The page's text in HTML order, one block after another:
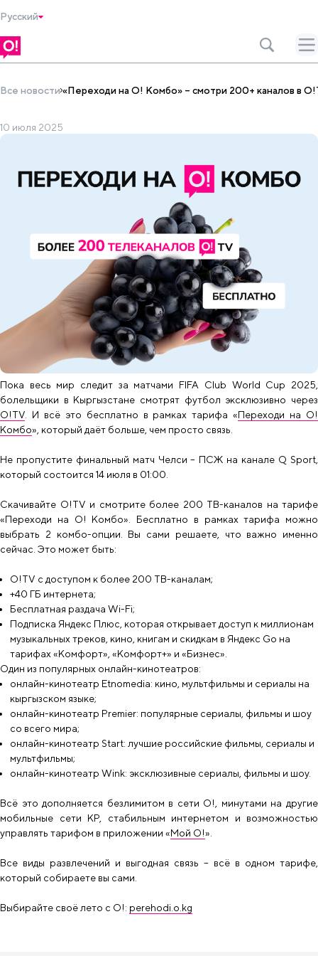
Русский
Все новости «Переходи на О! Комбо» – смотри 200+ каналов в
10 июля 2025
Все виды развлечений и выгодная связь – всё в одном тарифе,
Пока весь мир следит за матчами FIFA Club World Cup 2025,
болельщики в Кыргызстане смотрят футбол эксклюзивно через
O!TV. И всё это бесплатно в рамках тарифа «Переходи на О!
Комбо», который даёт больше, чем просто связь.
Не пропустите финальный матч Челси – ПСЖ на канале Q Sport,
который состоится 14 июля в 01:00.
Скачивайте O!TV и смотрите более 200 ТВ-каналов на тарифе
«Переходи на О! Комбо». Бесплатно в рамках тарифа можно
выбрать 2 комбо-опции. Вы сами решаете, что важно именно
сейчас. Это может быть:
O!TV с доступом к более 200 ТВ-каналам;
+40 ГБ интернета;
Бесплатная раздача Wi-Fi;
Подписка Яндекс Плюс, которая открывает доступ к миллионам
музыкальных треков, кино, книгам и скидкам в Яндекс Go на
тарифах «Комфорт», «Комфорт+» и «Бизнес».
Один из популярных онлайн-кинотеатров:
онлайн-кинотеатр Etnomedia: кино, мультфильмы и сериалы на
кыргызском языке;
онлайн-кинотеатр Premier: популярные сериалы, фильмы и шоу
со всего мира;
онлайн-кинотеатр Start: лучшие российские фильмы, сериалы и
мультфильмы;
онлайн-кинотеатр Wink: эксклюзивные сериалы, фильмы и шоу.
Всё это дополняется безлимитом в сети О!, минутами на другие
мобильные сети КР, стабильным интернетом и возможностью
управлять тарифом в приложении «Мой О!».
Все виды развлечений и выгодная связь – всё в одном тарифе,
который собираете вы сами.
Выбирайте своё лето с О!: perehodi.o.kg